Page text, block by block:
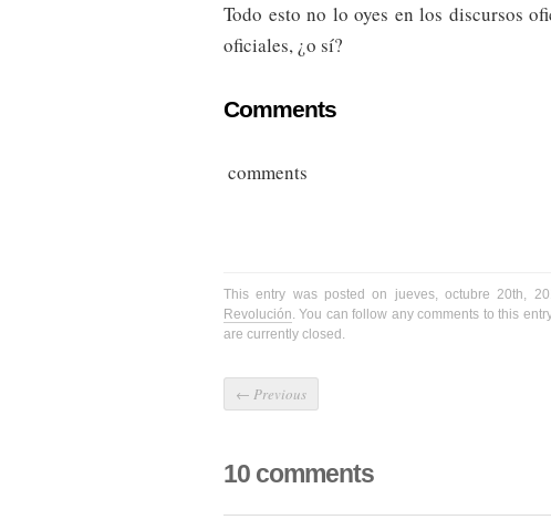
Todo esto no lo oyes en los discursos
oficiales, ¿o sí?
Comments
comments
This entry was posted on jueves, octubre 20th,
Revolución. You can follow any comments to this
are currently closed.
← Previous
10 comments